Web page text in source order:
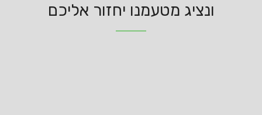
ונציג מטעמנו יחזור אליכם